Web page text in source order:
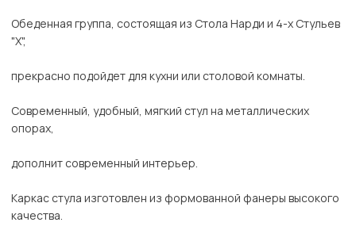
Обеденная группа, состоящая из Стола Нарди и 4-х Стульев
"Х",
прекрасно подойдет для кухни или столовой комнаты.
Современный, удобный, мягкий стул на металлических
опорах,
дополнит современный интерьер.
Каркас стула изготовлен из формованной фанеры высокого
качества.